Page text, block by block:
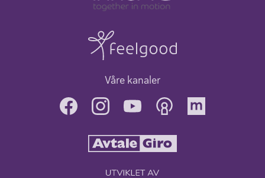
Våre kanaler